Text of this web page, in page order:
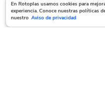
En Rotoplas usamos cookies para
de cookies en nuestro Aviso de
En Rotoplas usamos cookies para
experiencia. Conoce nuestras políticas
nuestro Aviso de privacidad